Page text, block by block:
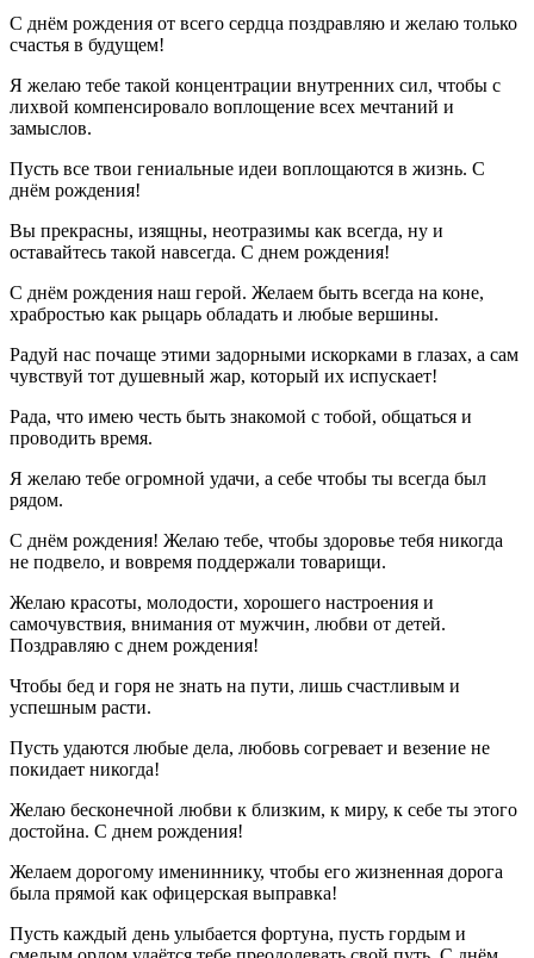
С днём рождения от всего сердца поздравляю и желаю только
счастья в будущем!
Я желаю тебе такой концентрации внутренних сил, чтобы с
лихвой компенсировало воплощение всех мечтаний и
замыслов.
Пусть все твои гениальные идеи воплощаются в жизнь. С
днём рождения!
Вы прекрасны, изящны, неотразимы как всегда, ну и
оставайтесь такой навсегда. С днем рождения!
С днём рождения наш герой. Желаем быть всегда на коне,
храбростью как рыцарь обладать и любые вершины.
Радуй нас почаще этими задорными искорками в глазах, а сам
чувствуй тот душевный жар, который их испускает!
Рада, что имею честь быть знакомой с тобой, общаться и
проводить время.
Я желаю тебе огромной удачи, а себе чтобы ты всегда был
рядом.
С днём рождения! Желаю тебе, чтобы здоровье тебя никогда
не подвело, и вовремя поддержали товарищи.
Желаю красоты, молодости, хорошего настроения и
самочувствия, внимания от мужчин, любви от детей.
Поздравляю с днем рождения!
Чтобы бед и горя не знать на пути, лишь счастливым и
успешным расти.
Пусть удаются любые дела, любовь согревает и везение не
покидает никогда!
Желаю бесконечной любви к близким, к миру, к себе ты этого
достойна. С днем рождения!
Желаем дорогому имениннику, чтобы его жизненная дорога
была прямой как офицерская выправка!
Пусть каждый день улыбается фортуна, пусть гордым и